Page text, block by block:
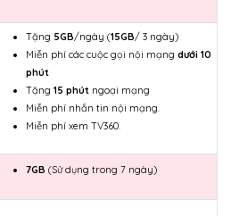
Tặng 5GB/ngày (15GB/ 3 ngày)
Miễn phí các cuộc gọi nội mạng dưới 10
phút
Tặng 15 phút ngoại mạng
Miễn phí nhắn tin nội mạng.
Miễn phí xem TV360.
7GB (Sử dụng trong 7 ngày)